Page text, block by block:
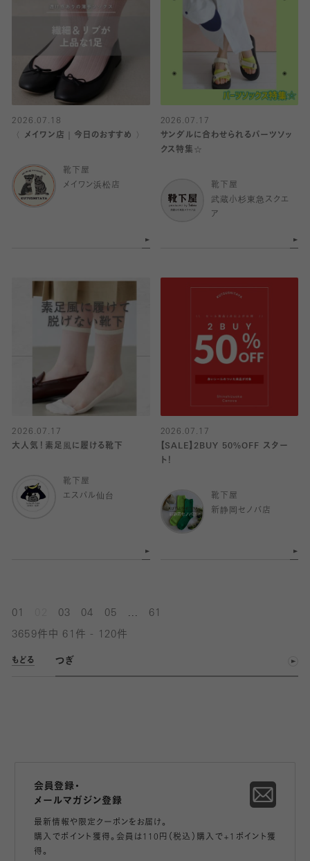
2026.07.18
〈 メイワン店｜今日のおすすめ 〉
靴下屋
メイワン浜松店
2026.07.17
サンダルに合わせられるパーツソッ
クス特集☆
靴下屋
武蔵小杉東急スクエ
ア
2026.07.17
大人気！素足風に履ける靴下
靴下屋
エスパル仙台
2026.07.17
【SALE】2BUY 50%OFF スター
ト！
靴下屋
新静岡セノバ店
01 03 04 05 61
3659件中 61件 - 120件
もどる つぎ
会員登録・
メールマガジン登録
最新情報や限定クーポンをお届け。
購入でポイント獲得。会員は110円（税込）購入で+1ポイント獲
得。